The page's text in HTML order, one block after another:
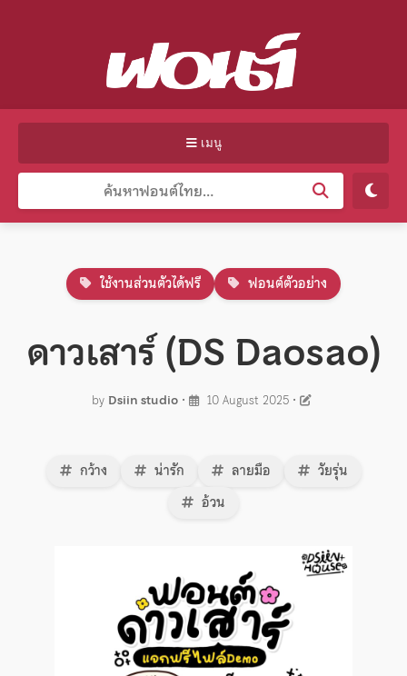
เมนู
ใช้งานส่วนตัวได้ฟรี ฟอนต์ตัวอย่าง
ดาวเสาร์ (DS Daosao)
by Dsiin studio• 10 August 2025•
กว้าง น่ารัก ลายมือ
วัยรุ่น
อ้วน